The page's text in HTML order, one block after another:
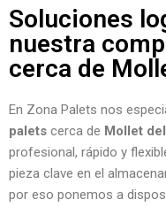
Soluciones
nuestra
cerca de
En Zona Palets nos
palets cerca de Mollet
profesional, rápido y
pieza clave en el
por eso ponemos a